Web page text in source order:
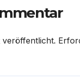
veröffentlicht.